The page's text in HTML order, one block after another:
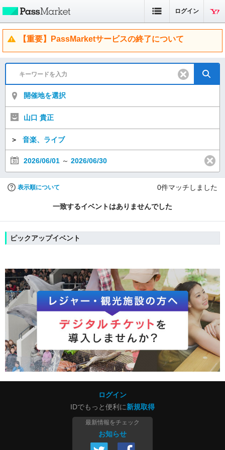
ログイン
【重要】PassMarketサービスの終了について
開催地を選択
山口 貴正
＞ 音楽、ライブ
2026/06/01 ～ 2026/06/30
表示順について 0件マッチしました
一致するイベントはありませんでした
ピックアップイベント
ログイン
IDでもっと便利に新規取得
最新情報をチェック
お知らせ